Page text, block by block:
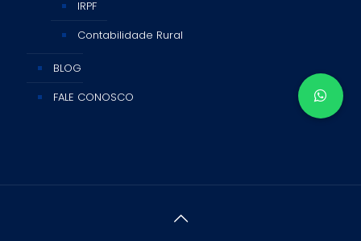
IRPF
Contabilidade Rural
BLOG
FALE CONOSCO